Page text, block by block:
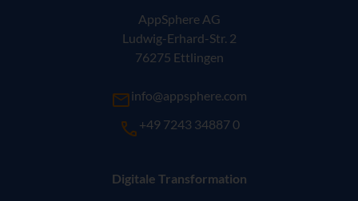
AppSphere AG
Ludwig-Erhard-Str. 2
76275 Ettlingen
info@appsphere.com
+49 7243 34887 0
Digitale Transformation